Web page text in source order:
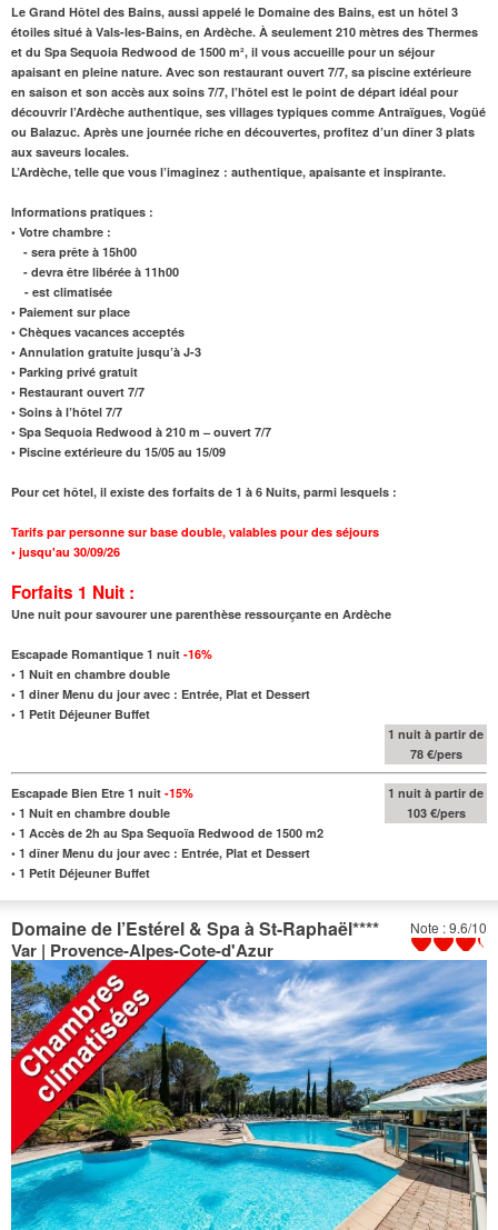
Le Grand Hôtel des Bains, aussi appelé le Domaine des Bains, est un hôtel 3
étoiles situé à Vals-les-Bains, en Ardèche. À seulement 210 mètres des Thermes
et du Spa Sequoia Redwood de 1500 m², il vous accueille pour un séjour
apaisant en pleine nature. Avec son restaurant ouvert 7/7, sa piscine extérieure
en saison et son accès aux soins 7/7, l’hôtel est le point de départ idéal pour
découvrir l’Ardèche authentique, ses villages typiques comme Antraïgues, Vogüé
ou Balazuc. Après une journée riche en découvertes, profitez d’un dîner 3 plats
aux saveurs locales.
L’Ardèche, telle que vous l’imaginez : authentique, apaisante et inspirante.
Informations pratiques :
• Votre chambre :
- sera prête à 15h00
- devra être libérée à 11h00
- est climatisée
• Paiement sur place
• Chèques vacances acceptés
• Annulation gratuite jusqu’à J-3
• Parking privé gratuit
• Restaurant ouvert 7/7
• Soins à l’hôtel 7/7
• Spa Sequoia Redwood à 210 m – ouvert 7/7
• Piscine extérieure du 15/05 au 15/09
Pour cet hôtel, il existe des forfaits de 1 à 6 Nuits, parmi lesquels :
Tarifs par personne sur base double, valables pour des séjours
• jusqu'au 30/09/26
Forfaits 1 Nuit :
Une nuit pour savourer une parenthèse ressourçante en Ardèche
Escapade Romantique 1 nuit -16%
• 1 Nuit en chambre double
• 1 diner Menu du jour avec : Entrée, Plat et Dessert
• 1 Petit Déjeuner Buffet
1 nuit à partir de
78 €/pers
Escapade Bien Etre 1 nuit -15%
• 1 Nuit en chambre double
• 1 Accès de 2h au Spa Sequoïa Redwood de 1500 m2
• 1 dîner Menu du jour avec : Entrée, Plat et Dessert
• 1 Petit Déjeuner Buffet
1 nuit à partir de
103 €/pers
Note : 9.6/10
Domaine de l’Estérel & Spa à St-Raphaël****
Var | Provence-Alpes-Cote-d'Azur